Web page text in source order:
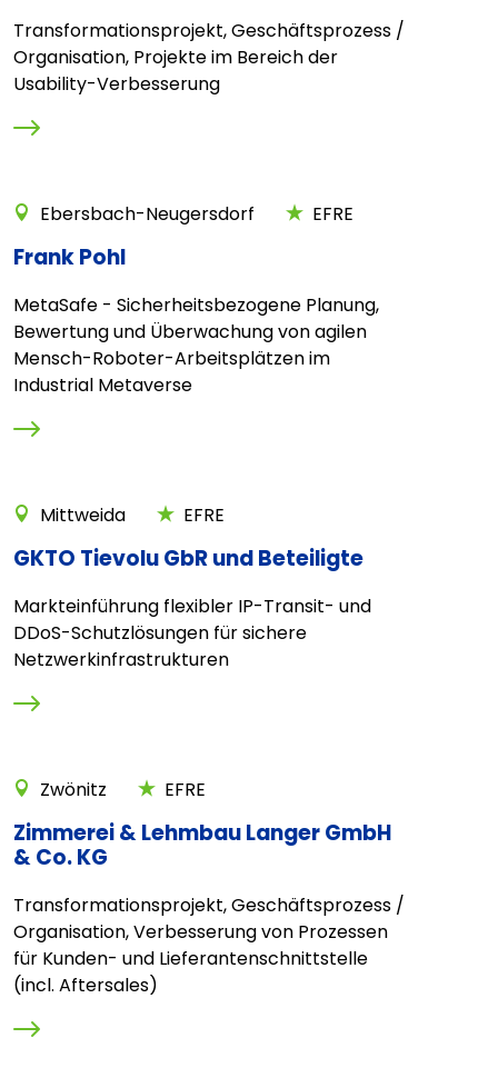
Transformationsprojekt, Geschäftsprozess /
Organisation, Projekte im Bereich der
Usability-Verbesserung
Ebersbach-Neugersdorf EFRE
Frank Pohl
MetaSafe - Sicherheitsbezogene Planung,
Bewertung und Überwachung von agilen
Mensch-Roboter-Arbeitsplätzen im
Industrial Metaverse
Mittweida EFRE
GKTO Tievolu GbR und Beteiligte
Markteinführung flexibler IP-Transit- und
DDoS-Schutzlösungen für sichere
Netzwerkinfrastrukturen
Zwönitz EFRE
Zimmerei & Lehmbau Langer GmbH
& Co. KG
Transformationsprojekt, Geschäftsprozess /
Organisation, Verbesserung von Prozessen
für Kunden- und Lieferantenschnittstelle
(incl. Aftersales)